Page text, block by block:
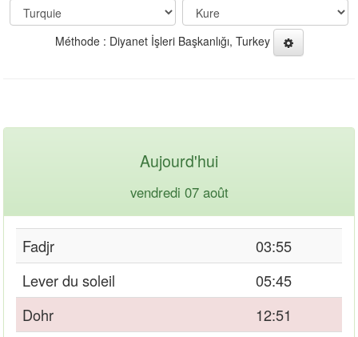
Méthode : Diyanet İşleri Başkanlığı, Turkey
Aujourd'hui
vendredi 07 août
Fadjr
03:55
Lever du soleil
05:45
Dohr
12:51